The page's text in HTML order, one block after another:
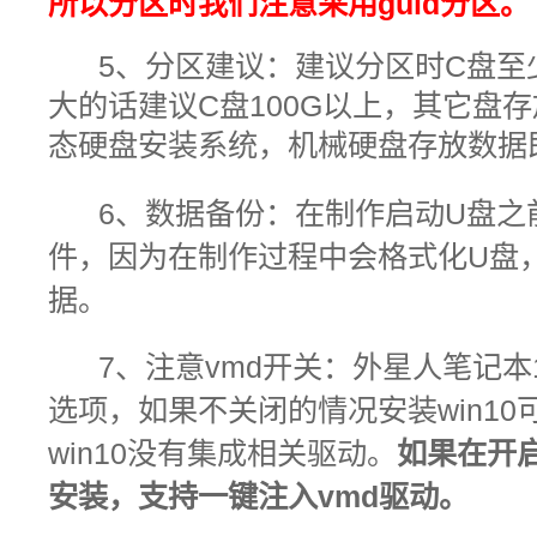
5、分区建议：建议分区时C盘
大的话建议C盘100G以上，其它盘
态硬盘安装系统，机械硬盘存放数据
6、数据备份：在制作启动U盘
件，因为在制作过程中会格式化U盘
据。
7、注意vmd开关：外星人笔记
选项，如果不关闭的情况安装win10
win10没有集成相关驱动。 如果在开
安装，支持一键注入vmd驱动。